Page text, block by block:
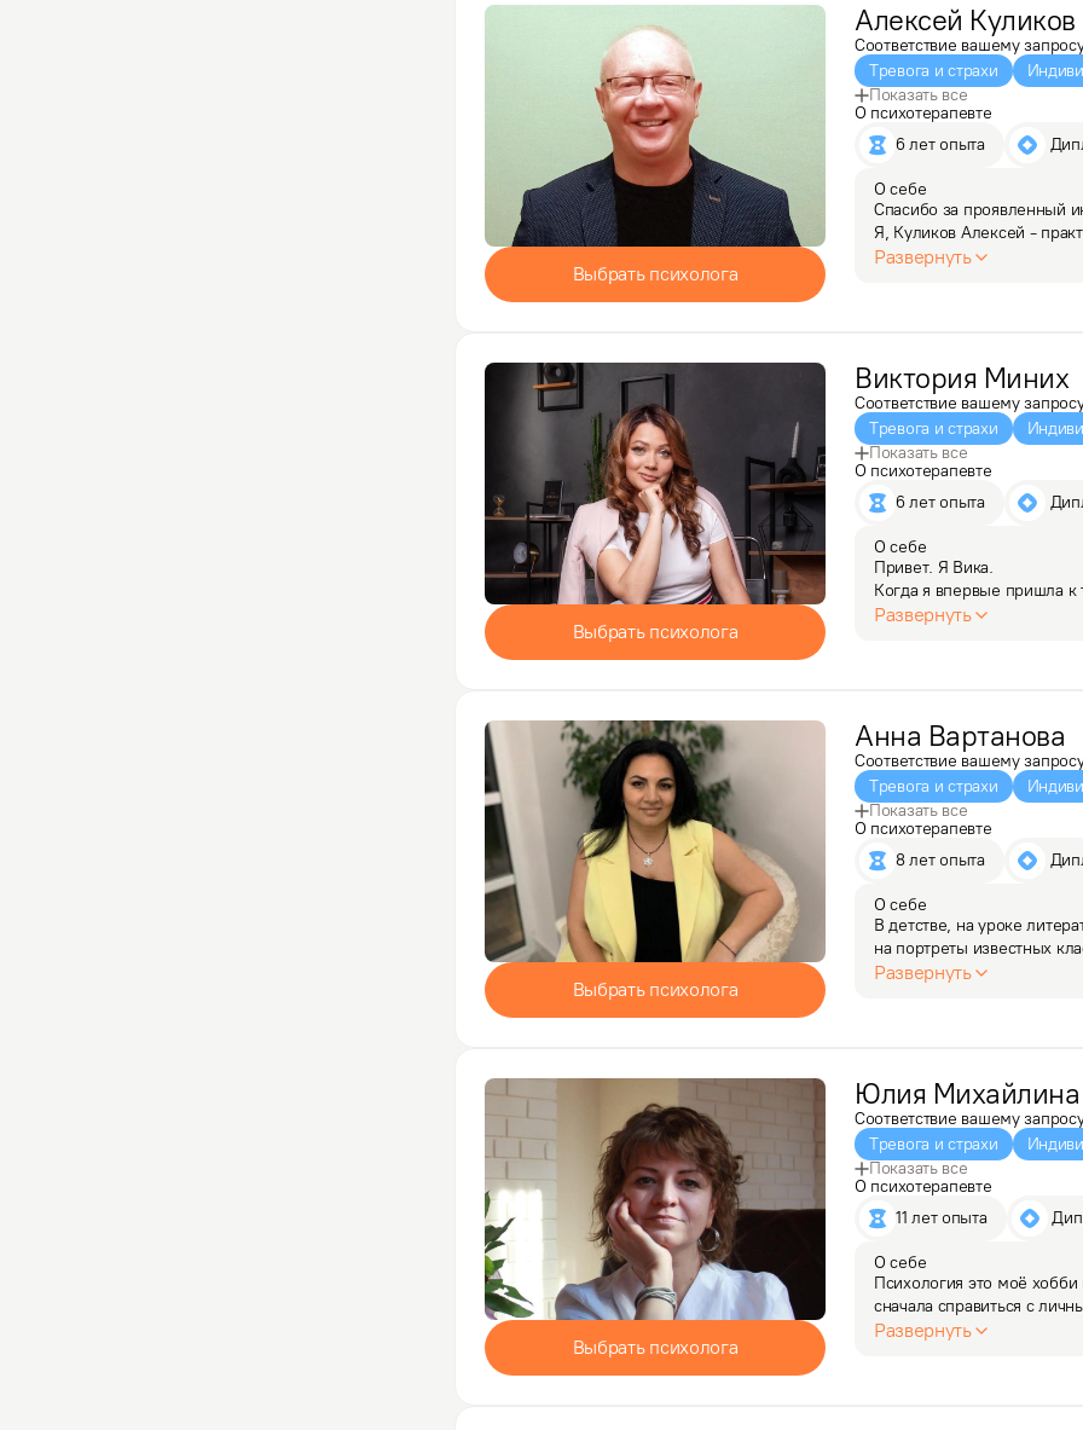
Выбрать психолога
Алексей Куликов
Соответствие вашему
Тревога и страхи
Показать все
О психотерапевте
6 лет опыта
О себе
Спасибо за проявленный
Я, Куликов Алексей -
к психологам "до мозга
Развернуть
Выбрать психолога
Виктория Миних
Соответствие вашему
Тревога и страхи
Показать все
О психотерапевте
6 лет опыта
О себе
Привет. Я Вика.
Когда я впервые пришла к
– камень, в голове –
Развернуть
Выбрать психолога
Анна Вартанова
Соответствие вашему
Тревога и страхи
Показать все
О психотерапевте
8 лет опыта
О себе
В детстве, на уроке
на портреты известных
характер и  настроение.
Развернуть
Выбрать психолога
Юлия Михайлина
Соответствие вашему
Тревога и страхи
Показать все
О психотерапевте
11 лет опыта
О себе
Психология это моё
сначала справиться с
поиск единомышленников
Развернуть